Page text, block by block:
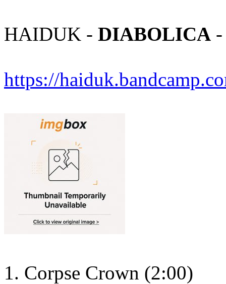
HAIDUK - DIABOLICA
https://
1. Corpse Crown (2:00)